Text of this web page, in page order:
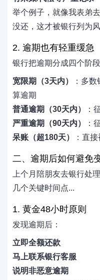
举个例子，就像我表弟
没还，这才被银行列为风
2. 逾期也有轻重缓急
银行把逾期分成四个阶段
宽限期（3天内）
：多
算逾期
普通逾期（30天内）
：
严重逾期（90天内）
：
呆账（超180天）
：直
二、逾期后如何避免
上个月陪朋友去银行处
几个关键时间点...
1. 黄金48小时原则
发现逾期后：
立即全额还款
马上联系银行客服
说明非恶意逾期